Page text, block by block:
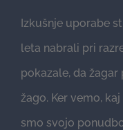
Izkušnje uporabe
leta nabrali pri
pokazale, da
žago. Ker vemo,
smo svojo